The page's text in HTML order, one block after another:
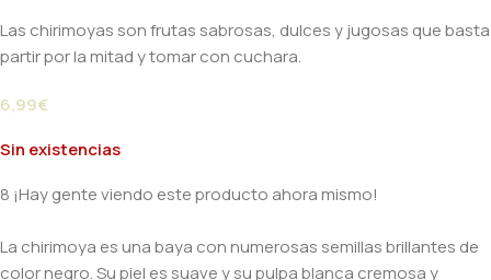
Las chirimoyas son frutas sabrosas, dulces y jugosas que basta
partir por la mitad y tomar con cuchara.
6,99€
Sin existencias
8 ¡Hay gente viendo este producto ahora mismo!
La chirimoya es una baya con numerosas semillas brillantes de
color negro. Su piel es suave y su pulpa blanca cremosa y